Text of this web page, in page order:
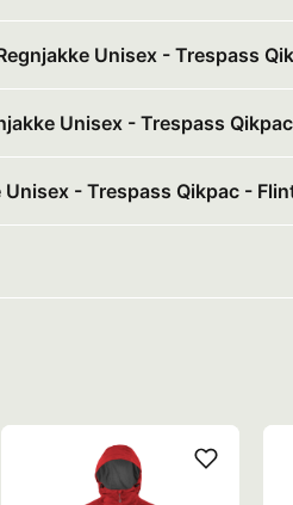
Unisex - Trespass
Unisex - Trespass
- Trespass Qikpac -